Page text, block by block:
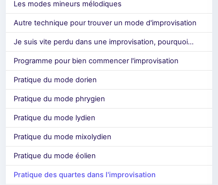
Les modes mineurs mélodiques
Autre technique pour trouver un mode d'improvisation
Je suis vite perdu dans une improvisation, pourquoi...
Programme pour bien commencer l'improvisation
Pratique du mode dorien
Pratique du mode phrygien
Pratique du mode lydien
Pratique du mode mixolydien
Pratique du mode éolien
Pratique des quartes dans l'improvisation